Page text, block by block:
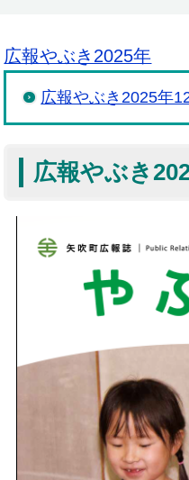
広報やぶき2025年
広報やぶき2025年
広報やぶき